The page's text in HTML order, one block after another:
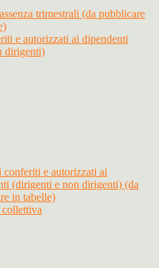
trimestrali (da pubblicare
e autorizzati ai dipendenti
dirigenti)
conferiti e autorizzati ai
(dirigenti e non dirigenti) (da
in tabelle)